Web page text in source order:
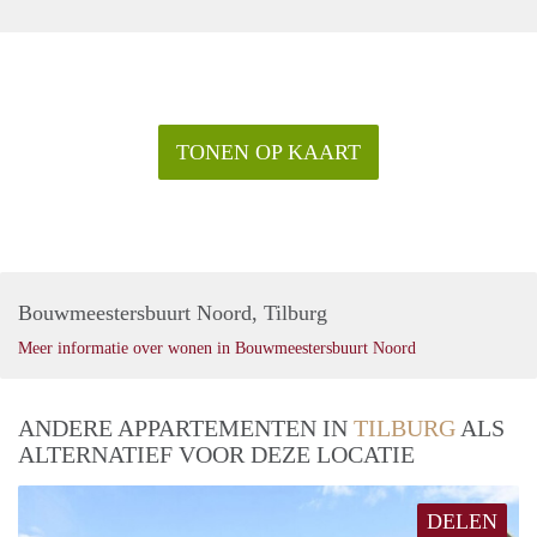
TONEN OP KAART
Bouwmeestersbuurt Noord, Tilburg
Meer informatie over wonen in Bouwmeestersbuurt Noord
ANDERE APPARTEMENTEN IN TILBURG ALS
ALTERNATIEF VOOR DEZE LOCATIE
DELEN